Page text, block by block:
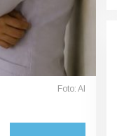
Foto: AI